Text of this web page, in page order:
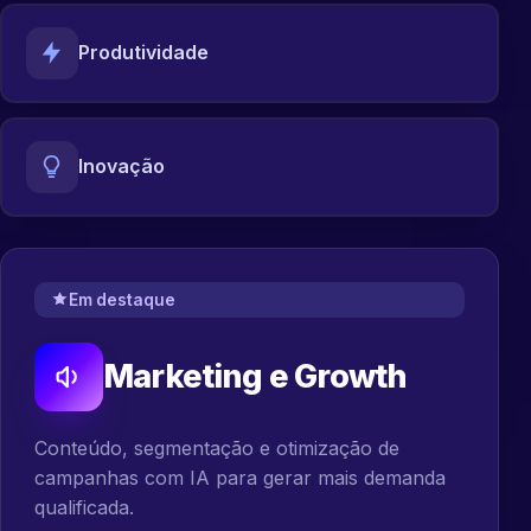
Produtividade
Inovação
Em destaque
Marketing e Growth
Conteúdo, segmentação e otimização de
campanhas com IA para gerar mais demanda
qualificada.